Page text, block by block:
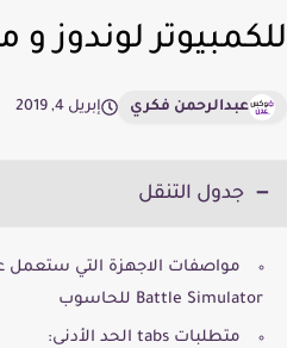
لوندوز
عبدالرحمن فكري إبريل 4, 2019
جدول التنقل
Battle Simulator للحاسوب
متطلبات tabs الحد الأدنى: